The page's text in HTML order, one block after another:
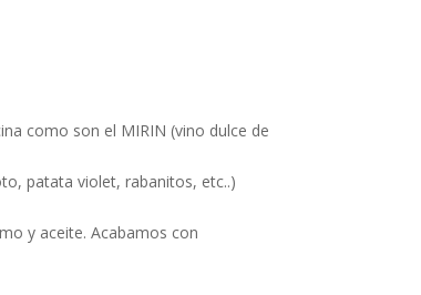
como son el MIRIN (vino dulce de
patata violet, rabani­tos, etc..)
y aceite. Acabamos con